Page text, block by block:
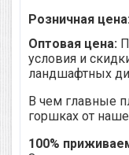
Розничная
Оптовая цена:
условия и
ландшафтных
В чем главные
горшках от
100%